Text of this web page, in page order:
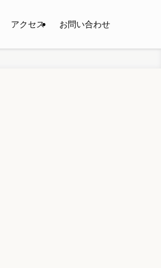
アクセス お問い合わせ